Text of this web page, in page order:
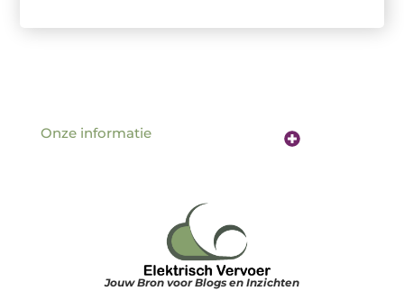
Jouw Bron voor Blogs en Inzichten
Onze informatie